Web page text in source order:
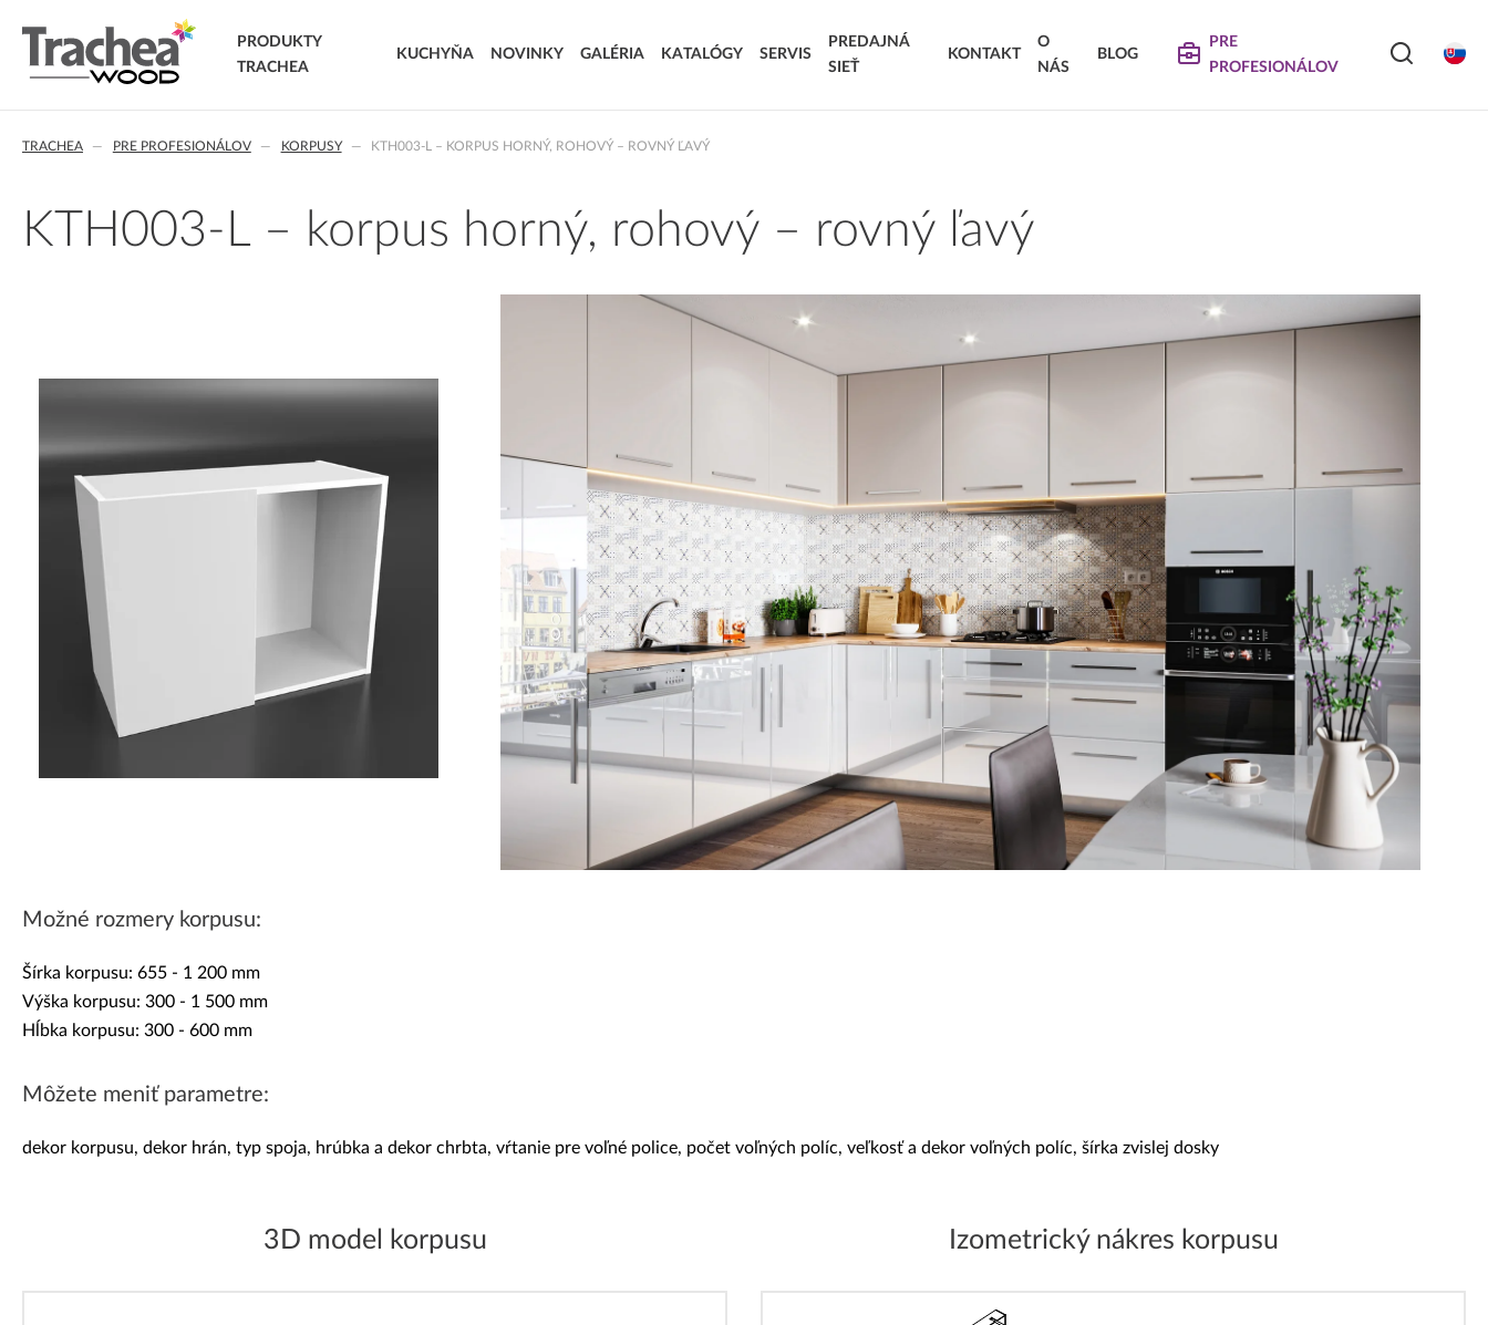
PRODUKTY
TRACHEA
KOMPOZITNÉ DVIERKA
DVIERKA
KUCHYŇA NOVINKY GALÉRIA KATALÓGY SERVIS
PREDAJNÁ
SIEŤ
KONTAKT
O
NÁS
BLOG
PRE
PROFESIONÁLOV
T.lacq striekané dvierka
T.masiv masívne dvierka
EXTRA & DELUXE
Dekoratívne panely & dvierka
KORPUSY
T.KOMPLET – VOĽBA MODERNÉHO STOLÁRA
DOPLNKOVÝ SORTIMENT
Návody na údržbu
Propagačné materiály
Najčastejšie otázky
Reklamácie a všeobecné obchodné podmienky
Výrobné možnosti Trachea
TRACHEA PRE PROFESIONÁLOV KORPUSY KTH003-L – KORPUS HORNÝ, ROHOVÝ – ROVNÝ ĽAVÝ
KTH003-L – korpus horný, rohový – rovný ľavý
Možné rozmery korpusu:
Šírka korpusu: 655 - 1 200 mm
Výška korpusu: 300 - 1 500 mm
Hĺbka korpusu: 300 - 600 mm
Môžete meniť parametre:
dekor korpusu, dekor hrán, typ spoja, hrúbka a dekor chrbta, vŕtanie pre voľné police, počet voľných políc, veľkosť a dekor voľných políc, šírka zvislej dosky
3D model korpusu Izometrický nákres korpusu